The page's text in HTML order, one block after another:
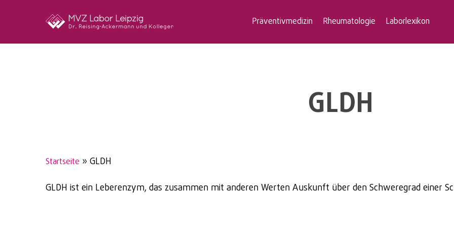
content
Präventivmedizin Rheumatologie Laborlexikon
GLDH
Startseite » GLDH
GLDH ist ein Leberenzym, das zusammen mit anderen Werten Auskunft über den Schweregrad einer